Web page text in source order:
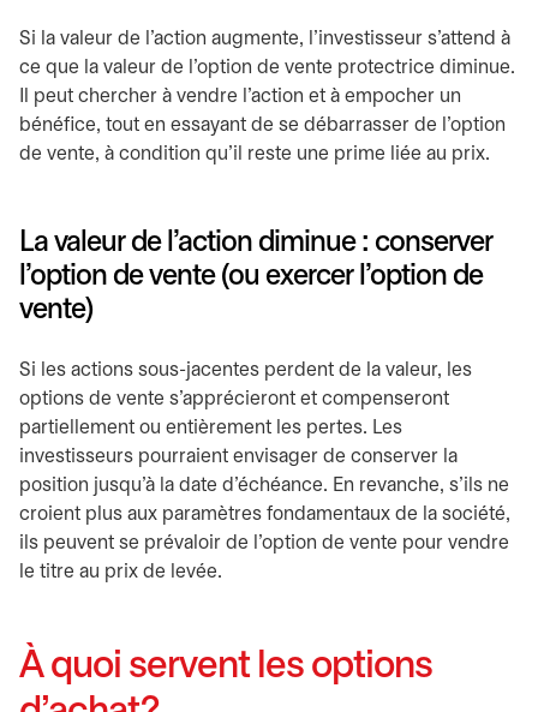
Si la valeur de l’action augmente, l’investisseur s’attend à
ce que la valeur de l’option de vente protectrice diminue.
Il peut chercher à vendre l’action et à empocher un
bénéfice, tout en essayant de se débarrasser de l’option
de vente, à condition qu’il reste une prime liée au prix.
La valeur de l’action diminue : conserver
l’option de vente (ou exercer l’option de
vente)
Si les actions sous-jacentes perdent de la valeur, les
options de vente s’apprécieront et compenseront
partiellement ou entièrement les pertes. Les
investisseurs pourraient envisager de conserver la
position jusqu’à la date d’échéance. En revanche, s’ils ne
croient plus aux paramètres fondamentaux de la société,
ils peuvent se prévaloir de l’option de vente pour vendre
le titre au prix de levée.
À quoi servent les options